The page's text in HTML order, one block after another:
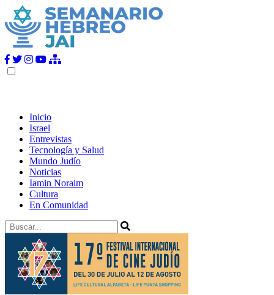
Inicio
Israel
Entrevistas
Tecnología y Salud
Mundo Judío
Noticias
Iamin Noraim
Cultura
En Comunidad